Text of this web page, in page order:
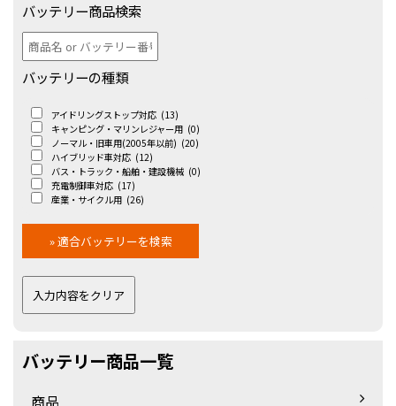
バッテリー商品検索
バッテリーの種類
アイドリングストップ対応 (13)
キャンピング・マリンレジャー用 (0)
ノーマル・旧車用(2005年以前) (20)
ハイブリッド車対応 (12)
バス・トラック・船舶・建設機械 (0)
充電制御車対応 (17)
産業・サイクル用 (26)
バッテリー商品一覧
商品